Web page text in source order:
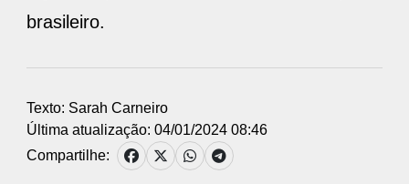
brasileiro.
Texto: Sarah Carneiro
Última atualização: 04/01/2024 08:46
Compartilhe: